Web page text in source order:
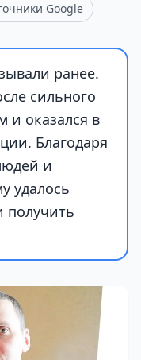
Google
ранее.
сильного
и оказался в
Благодаря
и
удалось
получить